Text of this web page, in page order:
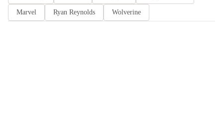
Marvel Ryan Reynolds Wolverine